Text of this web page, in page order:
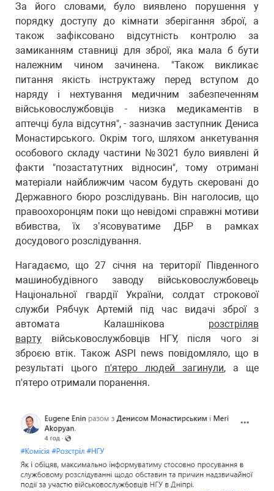
За його словами, було виявлено порушення у
порядку доступу до кімнати зберігання зброї, а
також зафіксовано відсутність контролю за
замиканням ставниці для зброї, яка мала б бути
належним чином зачинена. "Також викликає
питання якість інструктажу перед вступом до
наряду і нехтування медичним забезпеченням
військовослужбовців - низка медикаментів в
аптечці була відсутня", - зазначив заступник Дениса
Монастирського. Окрім того, шляхом анкетування
особового складу частини №3021 було виявлені й
факти "позастатутних відносин", тому отримані
матеріали найближчим часом будуть скеровані до
Державного бюро розслідувань. Він наголосив, що
правоохоронцям поки що невідомі справжні мотиви
вбивства, їх з’ясовуватиме ДБР в рамках
досудового розслідування.
Нагадаємо, що 27 січня на території Південного
машинобудівного заводу військовослужбовець
Національної гвардії України, солдат строкової
служби Рябчук Артемій під час видачі зброї з
автомата Калашнікова розстріляв
варту військовослужбовців НГУ, після чого зі
зброєю втік. Також ASPI news повідомляло, що в
результаті цього п'ятеро людей загинули, а ще
п'ятеро отримали поранення.